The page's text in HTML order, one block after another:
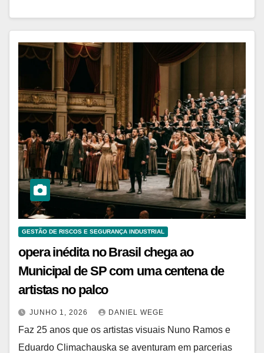
GESTÃO DE RISCOS E SEGURANÇA INDUSTRIAL
opera inédita no Brasil chega ao
Municipal de SP com uma centena de
artistas no palco
JUNHO 1, 2026 DANIEL WEGE
Faz 25 anos que os artistas visuais Nuno Ramos e
Eduardo Climachauska se aventuram em parcerias